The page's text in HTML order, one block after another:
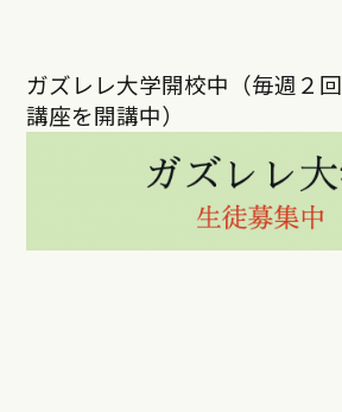
ガズレレ大学開校中（毎週２
講座を開講中）